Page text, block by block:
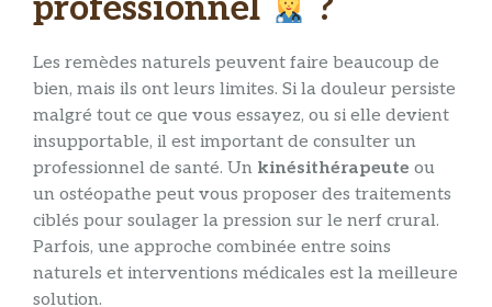
professionnel
?
Les remèdes naturels peuvent faire beaucoup de
bien, mais ils ont leurs limites. Si la douleur persiste
malgré tout ce que vous essayez, ou si elle devient
insupportable, il est important de consulter un
professionnel de santé. Un kinésithérapeute ou
un ostéopathe peut vous proposer des traitements
ciblés pour soulager la pression sur le nerf crural.
Parfois, une approche combinée entre soins
naturels et interventions médicales est la meilleure
solution.